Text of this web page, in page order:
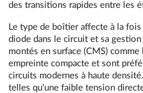
des transitions rapides entre les
Le type de boîtier affecte à la
diode dans le circuit et sa
montés en surface (CMS)
empreinte compacte et sont
circuits modernes à haute
telles qu'une faible tension